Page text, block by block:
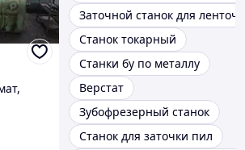
Заточной станок для
Станок токарный
Станки бу по металлу
Верстат
Зубофрезерный станок
Станок для заточки пил